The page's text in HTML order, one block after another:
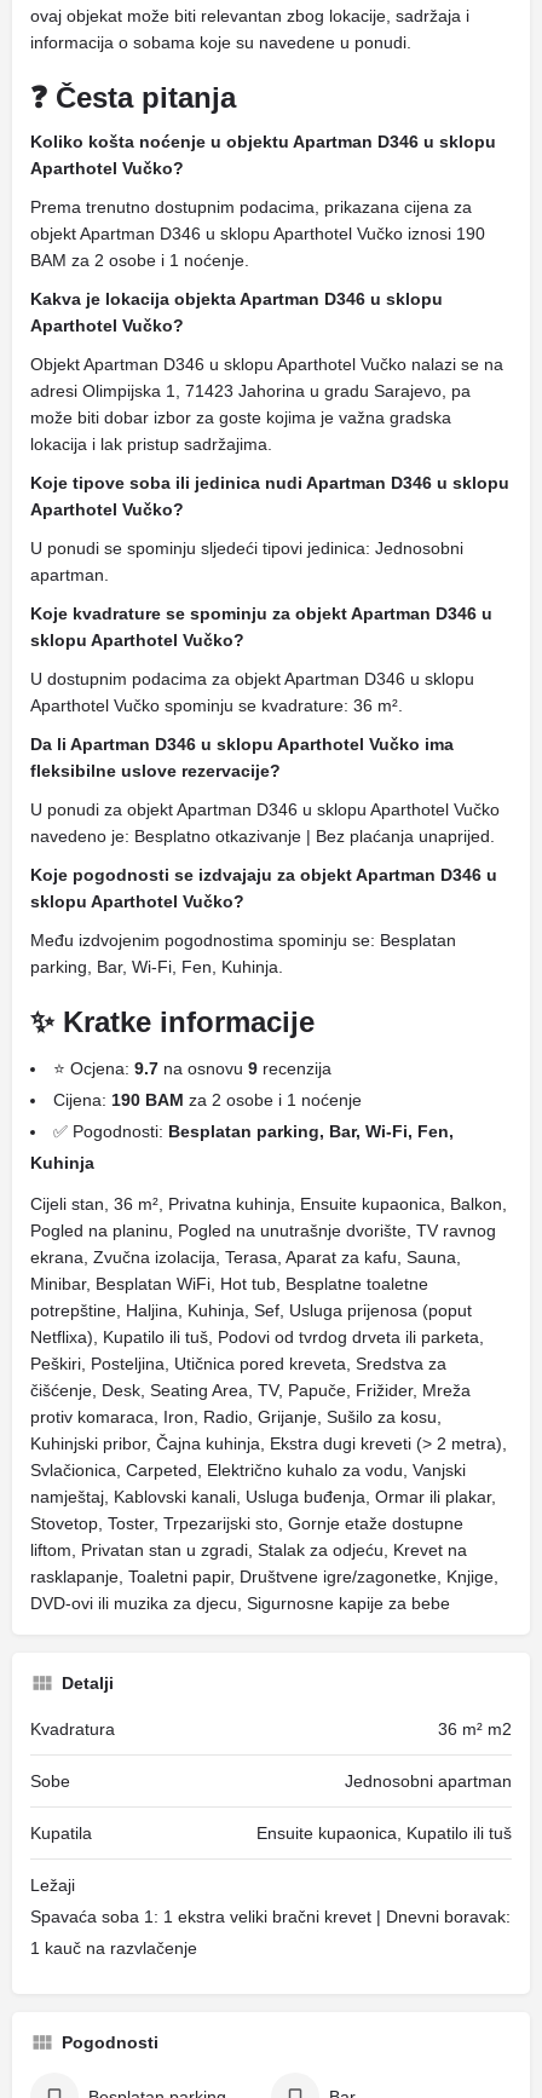
ovaj objekat može biti relevantan zbog lokacije, sadržaja i
informacija o sobama koje su navedene u ponudi.
❓ Česta pitanja
Koliko košta noćenje u objektu Apartman D346 u sklopu
Aparthotel Vučko?
Prema trenutno dostupnim podacima, prikazana cijena za
objekt Apartman D346 u sklopu Aparthotel Vučko iznosi 190
BAM za 2 osobe i 1 noćenje.
Kakva je lokacija objekta Apartman D346 u sklopu
Aparthotel Vučko?
Objekt Apartman D346 u sklopu Aparthotel Vučko nalazi se na
adresi Olimpijska 1, 71423 Jahorina u gradu Sarajevo, pa
može biti dobar izbor za goste kojima je važna gradska
lokacija i lak pristup sadržajima.
Koje tipove soba ili jedinica nudi Apartman D346 u sklopu
Aparthotel Vučko?
U ponudi se spominju sljedeći tipovi jedinica: Jednosobni
apartman.
Koje kvadrature se spominju za objekt Apartman D346 u
sklopu Aparthotel Vučko?
U dostupnim podacima za objekt Apartman D346 u sklopu
Aparthotel Vučko spominju se kvadrature: 36 m².
Da li Apartman D346 u sklopu Aparthotel Vučko ima
fleksibilne uslove rezervacije?
U ponudi za objekt Apartman D346 u sklopu Aparthotel Vučko
navedeno je: Besplatno otkazivanje | Bez plaćanja unaprijed.
Koje pogodnosti se izdvajaju za objekt Apartman D346 u
sklopu Aparthotel Vučko?
Među izdvojenim pogodnostima spominju se: Besplatan
parking, Bar, Wi-Fi, Fen, Kuhinja.
✨ Kratke informacije
⭐ Ocjena: 9.7 na osnovu 9 recenzija
Cijena: 190 BAM za 2 osobe i 1 noćenje
✅ Pogodnosti: Besplatan parking, Bar, Wi-Fi, Fen,
Kuhinja
Cijeli stan, 36 m², Privatna kuhinja, Ensuite kupaonica, Balkon,
Pogled na planinu, Pogled na unutrašnje dvorište, TV ravnog
ekrana, Zvučna izolacija, Terasa, Aparat za kafu, Sauna,
Minibar, Besplatan WiFi, Hot tub, Besplatne toaletne
potrepštine, Haljina, Kuhinja, Sef, Usluga prijenosa (poput
Netflixa), Kupatilo ili tuš, Podovi od tvrdog drveta ili parketa,
Peškiri, Posteljina, Utičnica pored kreveta, Sredstva za
čišćenje, Desk, Seating Area, TV, Papuče, Frižider, Mreža
protiv komaraca, Iron, Radio, Grijanje, Sušilo za kosu,
Kuhinjski pribor, Čajna kuhinja, Ekstra dugi kreveti (> 2 metra),
Svlačionica, Carpeted, Električno kuhalo za vodu, Vanjski
namještaj, Kablovski kanali, Usluga buđenja, Ormar ili plakar,
Stovetop, Toster, Trpezarijski sto, Gornje etaže dostupne
liftom, Privatan stan u zgradi, Stalak za odjeću, Krevet na
rasklapanje, Toaletni papir, Društvene igre/zagonetke, Knjige,
DVD-ovi ili muzika za djecu, Sigurnosne kapije za bebe
Detalji
Kvadratura 36 m² m2
Sobe Jednosobni apartman
Kupatila Ensuite kupaonica, Kupatilo ili tuš
Ležaji
Spavaća soba 1: 1 ekstra veliki bračni krevet | Dnevni boravak:
1 kauč na razvlačenje
Pogodnosti